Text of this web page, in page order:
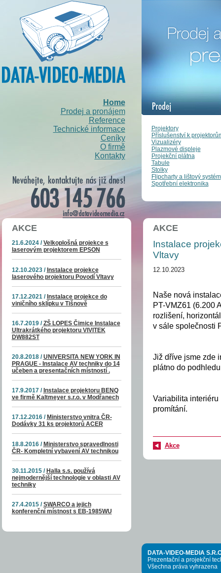
Home
Prodej a pronájem
Reference
Technické informace
Ceníky
O firmě
Kontakty
Projektory
Příslušenství k
Vizualizéry
Plazmové displeje
Projekční plátna
Tabule
Stolky
Flipcharty a lištový systém
Spotřební elektronika
AKCE
21.6.2024 /Velkoplošná projekce s
laserovým projektorem EPSON
12.10.2023 /Instalace projekce
laserového projektoru Povodí Vltavy
17.12.2021 /Instalace projekce do
viničního sklípku v Tišnově
16.7.2019 /ZŠ LOPES Čimice Instalace
Ultrakrátkého projektoru VIVITEK
DW882ST
20.8.2018 /UNIVERSITA NEW YORK IN
PRAGUE - Instalace AV techniky do 14
učeben a presentačních místností .
17.9.2017 / Instalace projektoru BENQ
ve firmě Kaltmeyer s.r.o. v Modřanech
17.12.2016 / Ministerstvo vnitra ČR-
Dodávky 31 ks projektorů ACER
18.8.2016 /Ministerstvo spravedlnosti
ČR- Kompletní vybavení AV technikou
30.11.2015 /Halla s.s. používá
nejmodernější technologie v oblasti AV
techniky
27.4.2015 /SWARCO a jejich
konferenční místnost s EB-1985WU
AKCE
Instalace
Vltavy
12.10.2023
Naše nová
PT-VMZ61 (6.200
rozlišení,
v sále společnosti
Již dříve jsme zde
plátno do
Variabilita
promítání.
Akce
DATA-VIDEO-MEDIA
Prezentační a projekční
Všechna práva vyhrazena